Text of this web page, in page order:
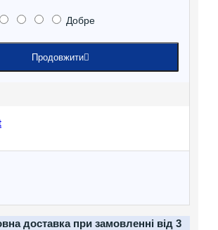
Добре
Продовжити
доставка при замовленні від 3